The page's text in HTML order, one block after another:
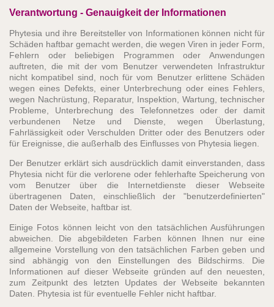
Verantwortung - Genauigkeit der Informationen
Phytesia und ihre Bereitsteller von Informationen können nicht für
Schäden haftbar gemacht werden, die wegen Viren in jeder Form,
Fehlern oder beliebigen Programmen oder Anwendungen
auftreten, die mit der vom Benutzer verwendeten Infrastruktur
nicht kompatibel sind, noch für vom Benutzer erlittene Schäden
wegen eines Defekts, einer Unterbrechung oder eines Fehlers,
wegen Nachrüstung, Reparatur, Inspektion, Wartung, technischer
Probleme, Unterbrechung des Telefonnetzes oder der damit
verbundenen Netze und Dienste, wegen Überlastung,
Fahrlässigkeit oder Verschulden Dritter oder des Benutzers oder
für Ereignisse, die außerhalb des Einflusses von Phytesia liegen.
Der Benutzer erklärt sich ausdrücklich damit einverstanden, dass
Phytesia nicht für die verlorene oder fehlerhafte Speicherung von
vom Benutzer über die Internetdienste dieser Webseite
übertragenen Daten, einschließlich der "benutzerdefinierten"
Daten der Webseite, haftbar ist.
Einige Fotos können leicht von den tatsächlichen Ausführungen
abweichen. Die abgebildeten Farben können Ihnen nur eine
allgemeine Vorstellung von den tatsächlichen Farben geben und
sind abhängig von den Einstellungen des Bildschirms. Die
Informationen auf dieser Webseite gründen auf den neuesten,
zum Zeitpunkt des letzten Updates der Webseite bekannten
Daten. Phytesia ist für eventuelle Fehler nicht haftbar.